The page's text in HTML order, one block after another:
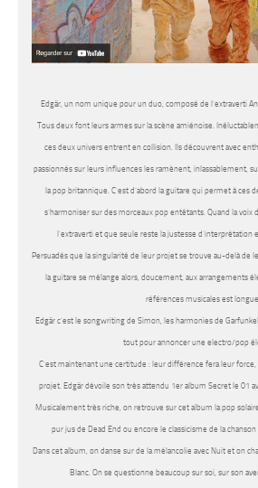
Edgär, un nom unique pour un duo, composé de l’extraverti
Tous deux font leurs armes sur la scène amiénoise.
ces deux univers entrent en collision. Ils découvrent avec
passionnés sur leurs influences les ramènent, inlassablement,
la pop britannique. C’est d’abord la guitare qui permet à ces
s’harmoniser sur des morceaux pop entêtants. Quand la voix
l’extraverti et que seule reste la justesse d’interprétation
Persuadés que la singularité de leur projet se trouve au-delà de
la guitare se mélange alors, doucement, aux arrangements
références musicales est longue.
Edgär c’est le songwriting de Simon, les harmonies de
tout pour annoncer une electro/pop
C’est maintenant une certitude : leur différence fera leur
projet. Edgär dévoile son très attendu 1er album Secret le 01
Musicalement très riche, on retrouve sur cet album la pop
pur jus de Dead End ou encore le classicisme de la
Dans cet album, on danse sur de la mélancolie avec Nuit et on
Blanc. On se questionne beaucoup sur soi, sur son